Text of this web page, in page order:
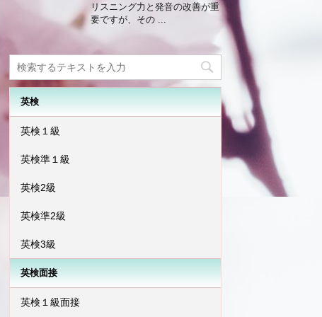
リスニング力と発音の改善が重
要ですが、その ...
英検
英検１級
英検準１級
英検2級
英検準2級
英検3級
英検面接
英検１級面接